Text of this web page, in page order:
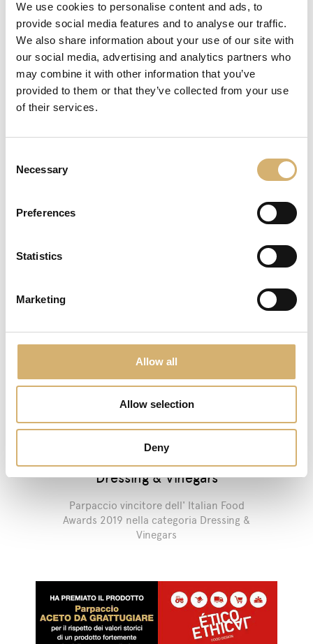
We use cookies to personalise content and ads, to
provide social media features and to analyse our traffic.
We also share information about your use of our site with
our social media, advertising and analytics partners who
may combine it with other information that you’ve
provided to them or that they’ve collected from your use
of their services.
Selection
Necessary
Preferences
Statistics
Marketing
Allow all
Allow selection
Deny
The WineHunter Award 2019
20/10/2019
Italian Food Awards 2019-
Dressing & Vinegars
Parpaccio vincitore dell' Italian Food
Awards 2019 nella categoria Dressing &
Vinegars